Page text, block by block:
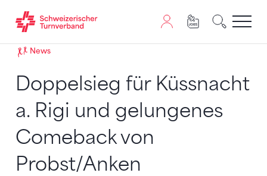
Zum Inhalt springen
Zur Sitemap navigieren
Zum Navigieren dieser Seite wird JavaScript benötigt.
News
Doppelsieg für Küssnacht
a. Rigi und gelungenes
Comeback von
Probst/Anken